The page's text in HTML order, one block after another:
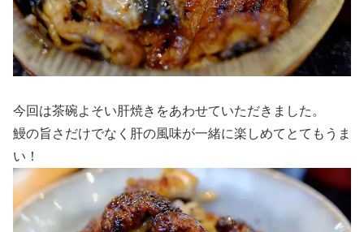
今回は茶碗よそい肝焼きをあわせていただきました。
鰻の旨さだけでなく肝の風味が一緒に楽しめてとてもうま
い！